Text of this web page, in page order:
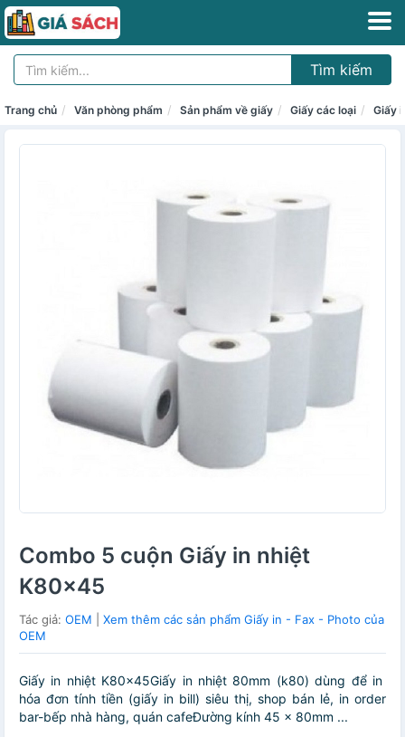
Tìm kiếm
Trang chủ Văn phòng phẩm Sản phẩm về giấy Giấy các loại Giấy
Combo 5 cuộn Giấy in nhiệt
K80x45
Tác giả: OEM
Xem thêm các sản phẩm Giấy in - Fax - Photo của
OEM
Giấy in nhiệt K80x45Giấy in nhiệt 80mm (k80) dùng để in
hóa đơn tính tiền (giấy in bill) siêu thị, shop bán lẻ, in order
bar-bếp nhà hàng, quán cafeĐường kính 45 x 80mm ...